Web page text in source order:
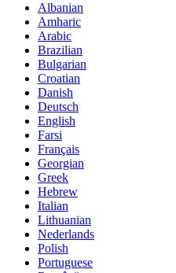
Albanian
Amharic
Arabic
Brazilian
Bulgarian
Croatian
Danish
Deutsch
English
Farsi
Français
Georgian
Greek
Hebrew
Italian
Lithuanian
Nederlands
Polish
Portuguese